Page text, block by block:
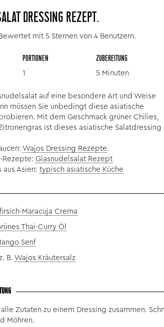
DRESSING REZEPT.
Bewertet mit 5 Sternen von 4 Benutzern.
PORTIONEN
1
ZUBEREITUNG
5 Minuten
auf eine besondere Art und Weise
müssen Sie unbedingt diese asiatische
Mit dem Geschmack grüner Chilies,
ist dieses asiatische Salatdressing
Wajos Dressing Rezepte.
Rezepte: Glasnudelsalat Rezept
Asien: typisch asiatische Küche
Maracuja Crema
Thai-Curry Öl
Senf
B. Wajos Kräutersalz
alle Zutaten zu einem Dressing zusammen.
Möhren.